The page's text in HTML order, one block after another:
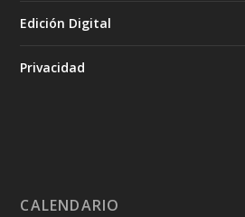
Edición Digital
Privacidad
CALENDARIO